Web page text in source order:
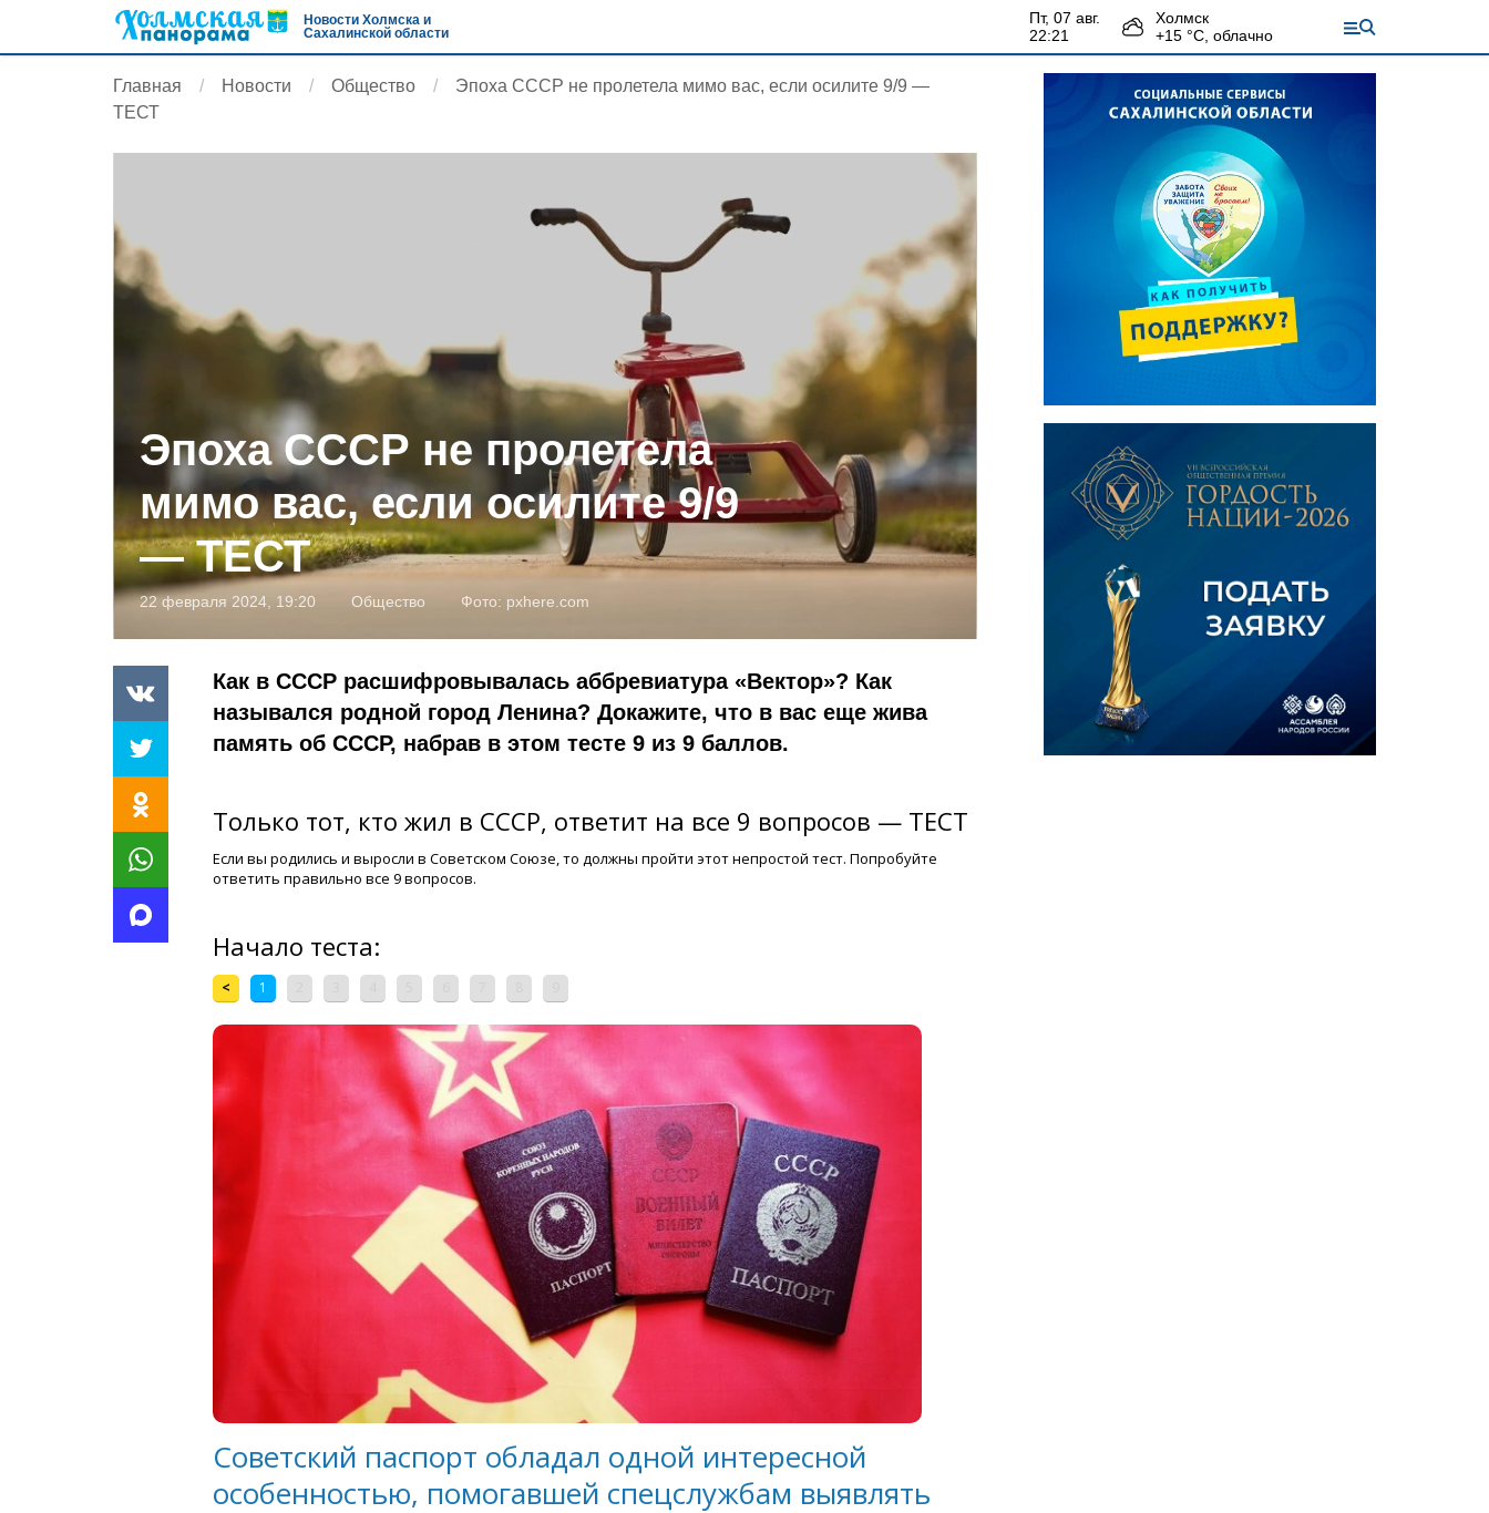
Новости Холмска и
Сахалинской области
пт, 07 авг.
22:21
Холмск
+15 °С, облачно
Главная Новости Общество
Эпоха СССР не пролетела мимо вас, если осилите 9/9 —
ТЕСТ
Эпоха СССР не пролетела
мимо вас, если осилите 9/9
— ТЕСТ
22 февраля 2024, 19:20 Общество Фото: pxhere.com
Как в СССР расшифровывалась аббревиатура «Вектор»? Как
назывался родной город Ленина? Докажите, что в вас еще жива
память об СССР, набрав в этом тесте 9 из 9 баллов.